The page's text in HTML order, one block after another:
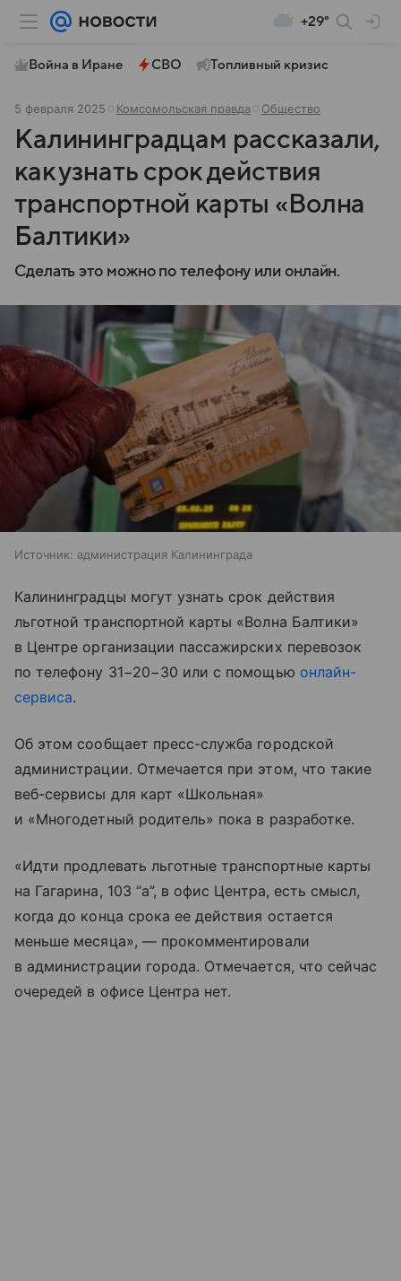
+29°
Война в Иране СВО Топливный кризис
5 февраля 2025 Комсомольская правда Общество
Калининградцам рассказали,
как узнать срок действия
транспортной карты «Волна
Балтики»
Сделать это можно по телефону или онлайн.
Источник: администрация Калининграда
Калининградцы могут узнать срок действия
льготной транспортной карты «Волна Балтики»
в Центре организации пассажирских перевозок
по телефону 31−20−30 или с помощью онлайн-
сервиса.
Об этом сообщает пресс-служба городской
администрации. Отмечается при этом, что такие
веб-сервисы для карт «Школьная»
и «Многодетный родитель» пока в разработке.
«Идти продлевать льготные транспортные карты
на Гагарина, 103 “а”, в офис Центра, есть смысл,
когда до конца срока ее действия остается
меньше месяца», — прокомментировали
в администрации города. Отмечается, что сейчас
очередей в офисе Центра нет.